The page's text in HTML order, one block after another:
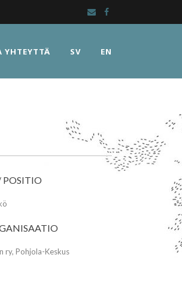
YHTEYTTÄ SV EN
ry, Pohjola-Keskus